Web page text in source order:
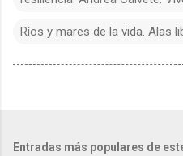
Ríos y mares de la vida. Alas
Entradas más populares de